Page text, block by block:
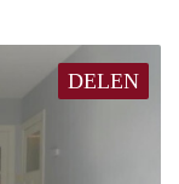
DELEN